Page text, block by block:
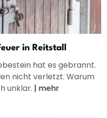
in Reitstall
hat es gebrannt.
nicht verletzt. Warum
unklar. | mehr